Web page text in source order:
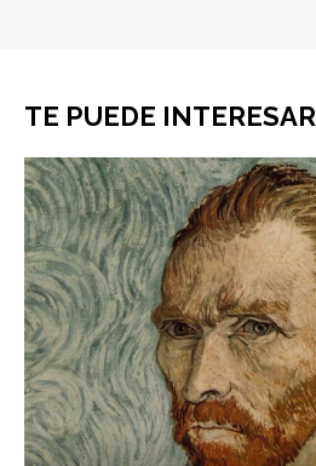
TE PUEDE INTERESAR